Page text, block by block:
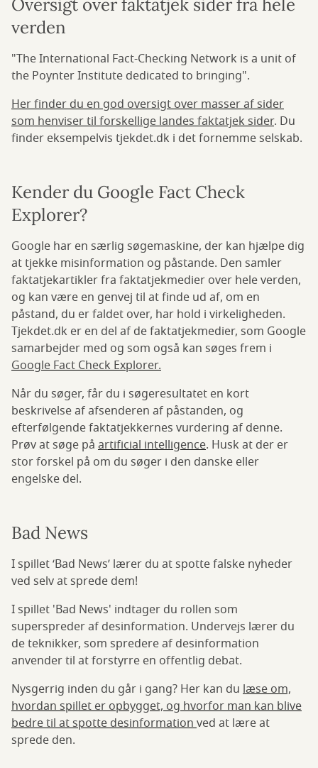
Oversigt over faktatjek sider fra hele
verden
"The International Fact-Checking Network is a unit of
the Poynter Institute dedicated to bringing".
Her finder du en god oversigt over masser af sider
som henviser til forskellige landes faktatjek sider. Du
finder eksempelvis tjekdet.dk i det fornemme selskab.
Kender du Google Fact Check
Explorer?
Google har en særlig søgemaskine, der kan hjælpe dig
at tjekke misinformation og påstande. Den samler
faktatjekartikler fra faktatjekmedier over hele verden,
og kan være en genvej til at finde ud af, om en
påstand, du er faldet over, har hold i virkeligheden.
Tjekdet.dk er en del af de faktatjekmedier, som Google
samarbejder med og som også kan søges frem i
Google Fact Check Explorer.
Når du søger, får du i søgeresultatet en kort
beskrivelse af afsenderen af påstanden, og
efterfølgende faktatjekkernes vurdering af denne.
Prøv at søge på artificial intelligence. Husk at der er
stor forskel på om du søger i den danske eller
engelske del.
Bad News
I spillet ‘Bad News’ lærer du at spotte falske nyheder
ved selv at sprede dem!
I spillet 'Bad News' indtager du rollen som
superspreder af desinformation. Undervejs lærer du
de teknikker, som spredere af desinformation
anvender til at forstyrre en offentlig debat.
Nysgerrig inden du går i gang? Her kan du læse om,
hvordan spillet er opbygget, og hvorfor man kan blive
bedre til at spotte desinformationved at lære at
sprede den.